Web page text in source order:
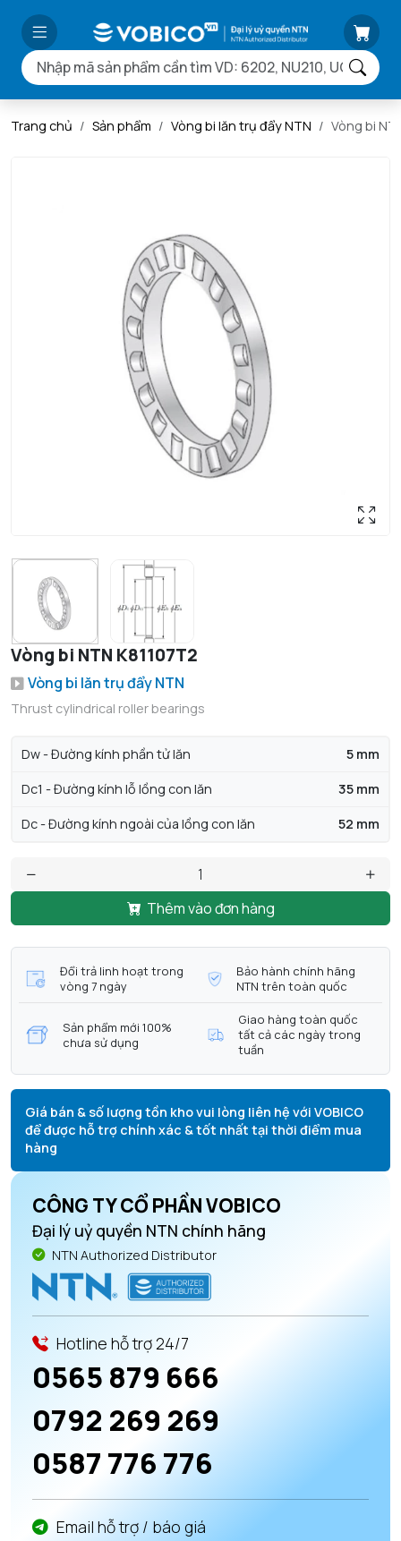
Trang chủ Sản phẩm Vòng bi lăn trụ đẩy NTN Vòng bi
Vòng bi NTN K81107T2
Vòng bi lăn trụ đẩy NTN
Thrust cylindrical roller bearings
Dw - Đường kính phần tử lăn 5 mm
Dc1 - Đường kính lỗ lồng con lăn 35 mm
Dc - Đường kính ngoài của lồng con lăn 52 mm
Thêm vào đơn hàng
Đổi trả linh hoạt trong
vòng 7 ngày
Bảo hành chính hãng
NTN trên toàn quốc
Sản phẩm mới 100%
chưa sử dụng
Giao hàng toàn quốc
tất cả các ngày trong
tuần
Giá bán & số lượng tồn kho vui lòng liên hệ với VOBICO
để được hỗ trợ chính xác & tốt nhất tại thời điểm mua
hàng
CÔNG TY CỔ PHẦN VOBICO
Đại lý uỷ quyền NTN chính hãng
NTN Authorized Distributor
Hotline hỗ trợ 24/7
0565 879 666
0792 269 269
0587 776 776
Email hỗ trợ / báo giá